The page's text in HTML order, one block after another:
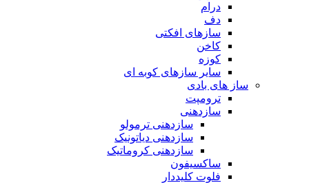
درام
دف
سازهای افکتی
کاخن
کوزه
سایر سازهای کوبه ای
ساز های بادی
ترومپت
سازدهنی
سازدهنی ترمولو
سازدهنی دیاتونیک
سازدهنی کروماتیک
ساکسیفون
فلوت کلیددار